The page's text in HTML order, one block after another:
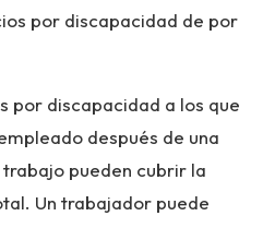
por discapacidad de por
por discapacidad a los que
después de una
pueden cubrir la
Un trabajador puede